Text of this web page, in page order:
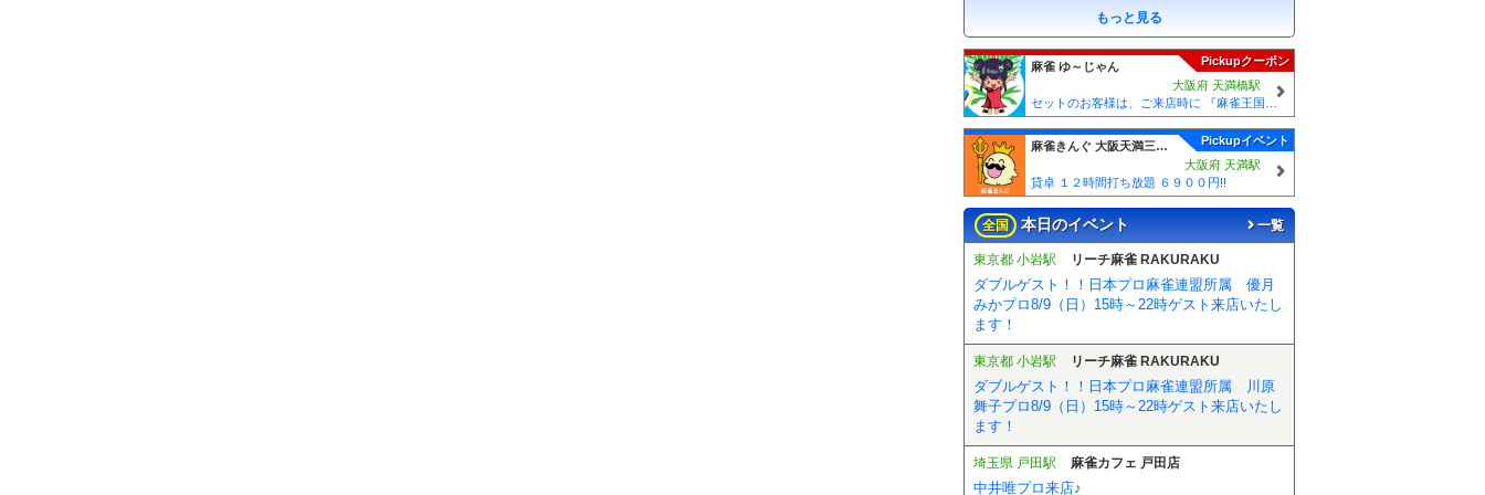
もっと見る
Pickupクーポン
麻雀 ゆ～じゃん
大阪府 天満橋駅
セットのお客様は、ご来店時に 『麻雀王国を見た』とお伝えください(_ _) セット料金が5時間3000円に✨
Pickupイベント
大阪府 天満駅
貸卓 １２時間打ち放題 ６９００円!!
全国 本日のイベント 一覧
東京都 小岩駅 リーチ麻雀 RAKURAKU
ダブルゲスト！！日本プロ麻雀連盟所属 優月
みかプロ8/9（日）15時～22時ゲスト来店いたし
ます！
東京都 小岩駅 リーチ麻雀 RAKURAKU
ダブルゲスト！！日本プロ麻雀連盟所属 川原
舞子プロ8/9（日）15時～22時ゲスト来店いたし
ます！
埼玉県 戸田駅 麻雀カフェ 戸田店
中井唯プロ来店♪